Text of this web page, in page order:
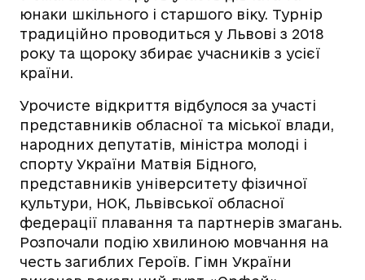
юнаки шкільного і старшого віку. Турнір
традиційно проводиться у Львові з 2018
року та щороку збирає учасників з усієї
країни.
Урочисте відкриття відбулося за участі
представників обласної та міської влади,
народних депутатів, міністра молоді і
спорту України Матвія Бідного,
представників університету фізичної
культури, НОК, Львівської обласної
федерації плавання та партнерів змагань.
Розпочали подію хвилиною мовчання на
честь загиблих Героїв. Гімн України